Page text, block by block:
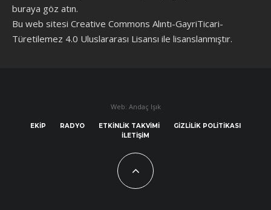
buraya göz atın.
Bu web sitesi Creative Commons Alıntı-GayriTicari-
Türetilemez 4.0 Uluslararası Lisansı ile lisanslanmıştır.
Web: Andaç Işık
EKIP RADYO ETKINLIK TAKVIMI
GIZLILIK POLITIKASI
İLETIŞIM